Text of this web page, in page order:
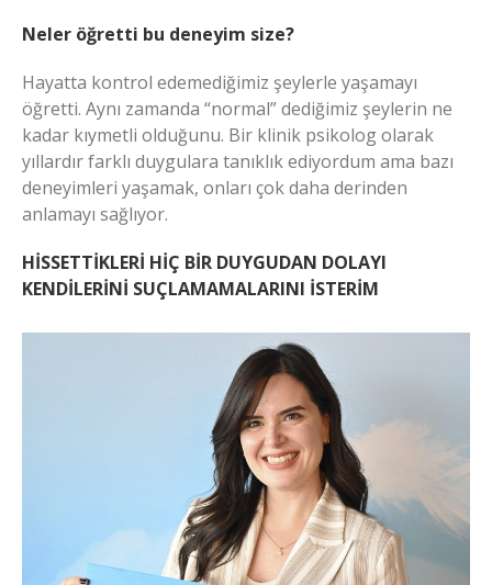
Neler öğretti bu deneyim size?
Hayatta kontrol edemediğimiz şeylerle yaşamayı
öğretti. Aynı zamanda “normal” dediğimiz şeylerin ne
kadar kıymetli olduğunu. Bir klinik psikolog olarak
yıllardır farklı duygulara tanıklık ediyordum ama bazı
deneyimleri yaşamak, onları çok daha derinden
anlamayı sağlıyor.
HİSSETTİKLERİ HİÇ BİR DUYGUDAN DOLAYI
KENDİLERİNİ SUÇLAMAMALARINI İSTERİM